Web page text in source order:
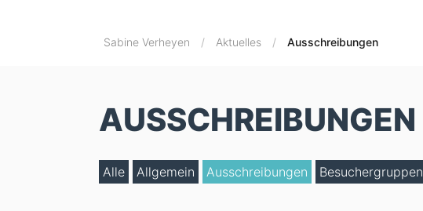
Sabine Verheyen Aktuelles Ausschreibungen
AUSSCHREIBUNGEN
Alle Allgemein Ausschreibungen Besuchergruppen